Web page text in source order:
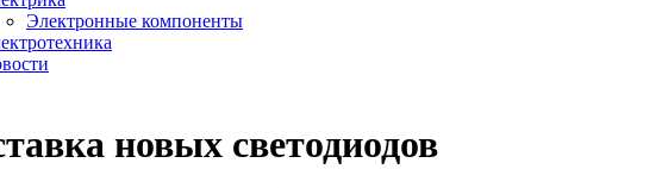
Электронные компоненты
новых светодиодов